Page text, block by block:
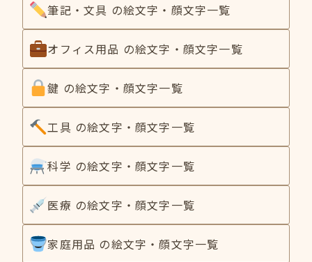
筆記・文具 の絵文字・顔文字一覧
オフィス用品 の絵文字・顔文字一覧
鍵 の絵文字・顔文字一覧
工具 の絵文字・顔文字一覧
科学 の絵文字・顔文字一覧
医療 の絵文字・顔文字一覧
家庭用品 の絵文字・顔文字一覧